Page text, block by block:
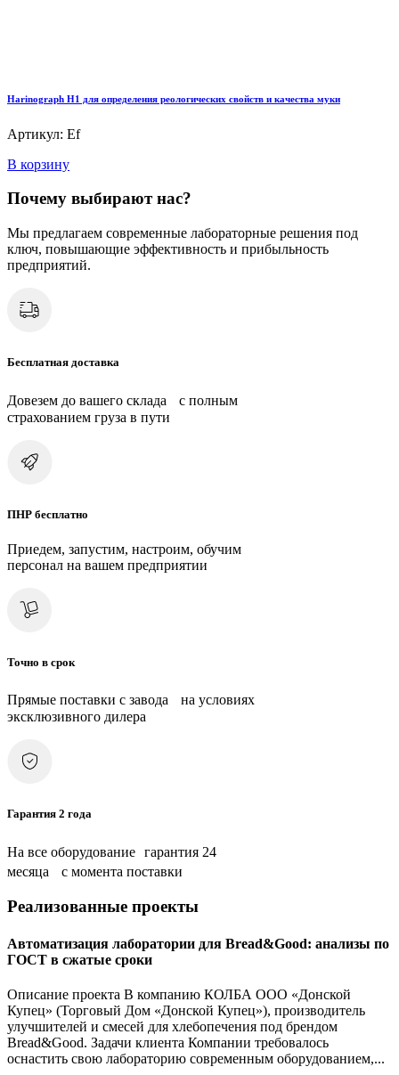
Harinograph Н1 для определения реологических свойств и качества муки
Артикул: Ef
В корзину
Почему выбирают нас?
Мы предлагаем современные лабораторные решения под
ключ, повышающие эффективность и прибыльность
предприятий.
Бесплатная доставка
Довезем до вашего склада с полным
страхованием груза в пути
ПНР бесплатно
Приедем, запустим, настроим, обучим
персонал на вашем предприятии
Точно в срок
Прямые поставки с завода на условиях
эксклюзивного дилера
Гарантия 2 года
На все оборудование гарантия 24
месяца с момента поставки
Реализованные проекты
Автоматизация лаборатории для Bread&Good: анализы по
ГОСТ в сжатые сроки
Описание проекта В компанию КОЛБА ООО «Донской
Купец» (Торговый Дом «Донской Купец»), производитель
улучшителей и смесей для хлебопечения под брендом
Bread&Good. Задачи клиента Компании требовалось
оснастить свою лабораторию современным оборудованием,...